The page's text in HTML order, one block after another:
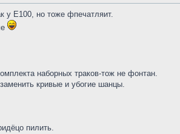
у Е100, но тоже фпечатляит.
наборных траков-тож не фонтан.
кривые и убогие шанцы.
пилить.